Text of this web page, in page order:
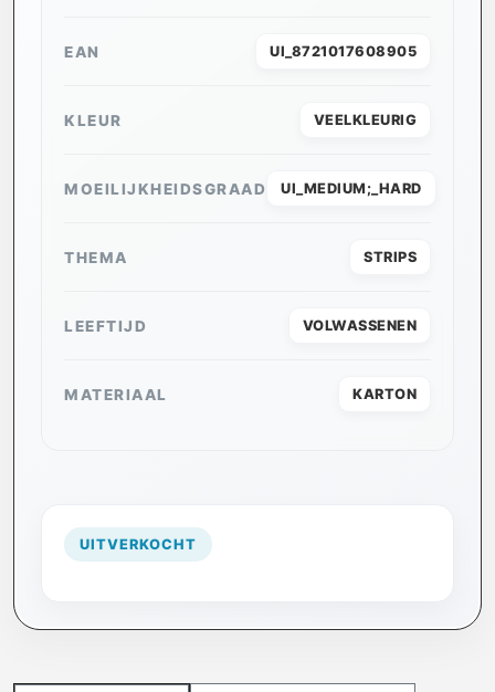
EAN UI_8721017608905
KLEUR VEELKLEURIG
MOEILIJKHEIDSGRAAD UI_MEDIUM;_HARD
THEMA STRIPS
LEEFTIJD VOLWASSENEN
MATERIAAL KARTON
UITVERKOCHT